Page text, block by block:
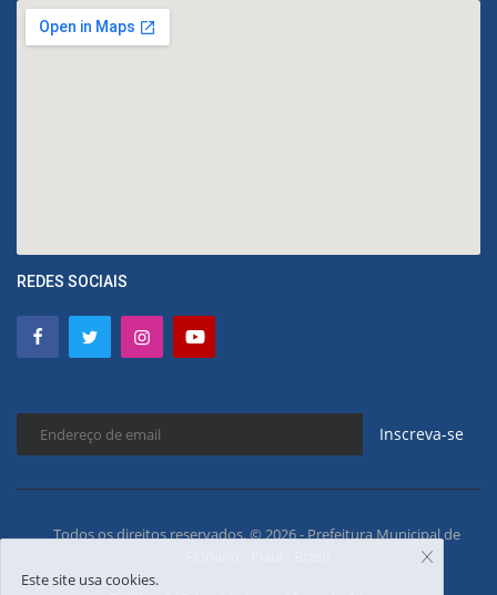
REDES SOCIAIS
Inscreva-se
Todos os direitos reservados. © 2026 - Prefeitura Municipal de
Este site usa cookies.